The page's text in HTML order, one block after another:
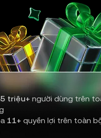
triệu+ người dùng trên
11+ quyền lợi trên toàn